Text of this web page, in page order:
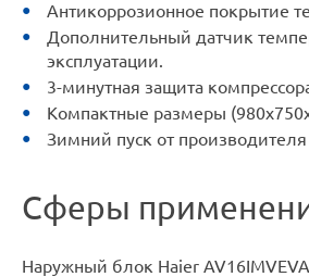
Антикоррозионное покрытие
Дополнительный датчик
эксплуатации.
3-минутная защита
Компактные размеры
Зимний пуск от
Сферы
Наружный блок Haier